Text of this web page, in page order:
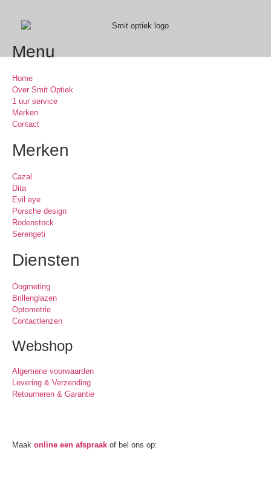
Menu
Home
Over Smit Optiek
1 uur service
Merken
Contact
Merken
Cazal
Dita
Evil eye
Porsche design
Rodenstock
Serengeti
Diensten
Oogmeting
Brillenglazen
Optometrie
Contactlenzen
Webshop
Algemene voorwaarden
Levering & Verzending
Retourneren & Garantie
Maak online een afspraak of bel ons op: